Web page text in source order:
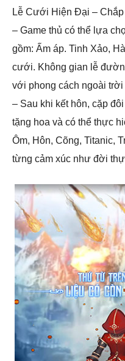
Lễ Cưới Hiện Đại –
– Game thủ có thể lựa
gồm: Ấm áp. Tinh Xảo,
cưới. Không gian lễ
với phong cách ngoài
– Sau khi kết hôn, cặp
tặng hoa và có thể thực
Ôm, Hôn, Cõng, Titanic,
từng cảm xúc như đời